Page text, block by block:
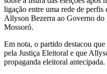
ligação entre uma rede de
Allyson Bezerra ao Governo do
Mossoró.
Em nota, o partido destacou
pela Justiça Eleitoral e que
propaganda eleitoral antecipada.